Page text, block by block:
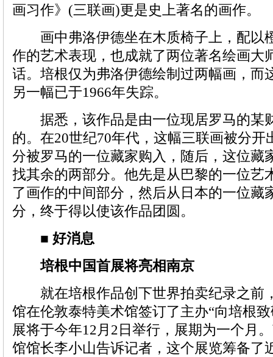
画习作》(三联画)更是史上著名的画作。
画中弗洛伊德坐在木质椅子上，配以
作的艺术表现，也成就了两位著名绘画大
话。培根仅为弗洛伊德绘制过两幅画，而
另一幅已于1966年失踪。
据悉，该作品是由一位现居罗马的某
的。在20世纪70年代，这幅三联画被分开
分被罗马的一位藏家购入，随后，这位藏
找其余的两部分。他先是从巴黎的一位艺
了画作的中间部分，然后从日本的一位藏
分，终于得以使该作品团圆。
■ 好消息
培根中国首展将亮相南京
就在培根作品创下世界拍卖纪录之前
馆在伦敦泰特美术馆签订了主办“向培根
展将于今年12月2日举行，展期为一个月
馆馆长李小山告诉记者，这个展览筹备了